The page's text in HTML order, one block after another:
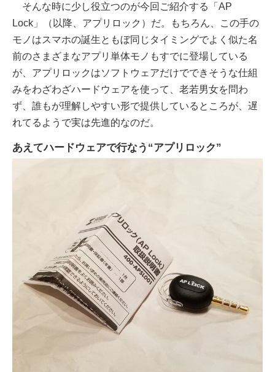
そんな時に少し役立つのが今回ご紹介する「AP
Lock」（以降、アプリロック）だ。もちろん、この手の
モノはスマホの誕生ともぼ同じタイミングでよく似た名
前のさまざまなアプリ単体モノもすでに登場している
が、アプリロックはソフトウェアだけでできそうな仕組
みをわざわざハードウェアを使って、老若男女を問わ
ず、誰もが理解しやすい形で提供しているところが、遅
れてるようで実は先進的なのだ。
あえてハードウェアで行なう“アプリロック”